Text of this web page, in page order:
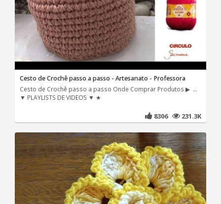
Cesto de Crochê passo a passo - Artesanato - Professora
Cesto de Crochê passo a passo Onde Comprar Produtos ▶ ...
▼ PLAYLISTS DE VIDEOS ▼ ★
8306 231.3K